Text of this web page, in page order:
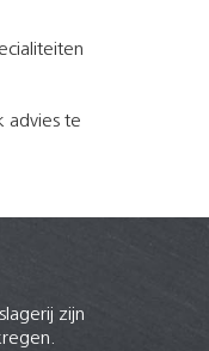
advies te
zijn